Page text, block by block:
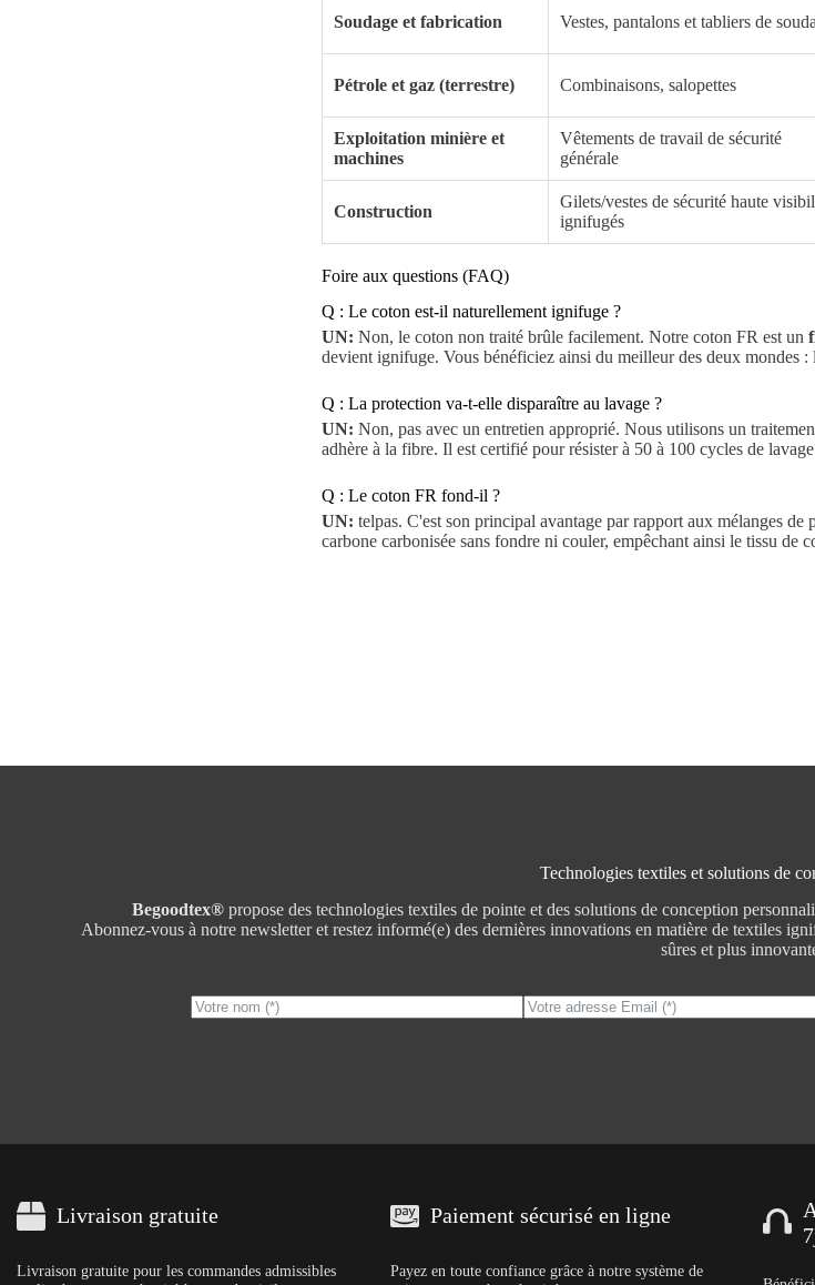
Soudage et fabrication Vestes, pantalons et tabliers de
Pétrole et gaz (terrestre) Combinaisons, salopettes
Exploitation minière et
machines
Vêtements de travail de sécurité
générale
Construction
Gilets/vestes de sécurité haute
ignifugés
Foire aux questions (FAQ)
Q : Le coton est-il naturellement ignifuge ?
UN: Non, le coton non traité brûle facilement. Notre coton FR est un
devient ignifuge. Vous bénéficiez ainsi du meilleur des deux mondes
Q : La protection va-t-elle disparaître au lavage ?
UN: Non, pas avec un entretien approprié. Nous utilisons un
adhère à la fibre. Il est certifié pour résister à 50 à 100 cycles de
Q : Le coton FR fond-il ?
UN: telpas. C'est son principal avantage par rapport aux mélanges
carbone carbonisée sans fondre ni couler, empêchant ainsi le tissu de
Technologies textiles et solutions de
Begoodtex®propose des technologies textiles de pointe et des solutions de conception
Abonnez-vous à notre newsletter et restez informé(e) des dernières innovations en matière de textiles
sûres et plus
Livraison gratuite
Livraison gratuite pour les commandes admissibles
Paiement sécurisé en ligne
Payez en toute confiance grâce à notre système de